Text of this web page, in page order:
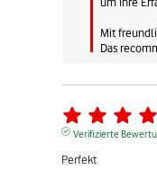
Mit
Das
Verifizierte
Perfekt